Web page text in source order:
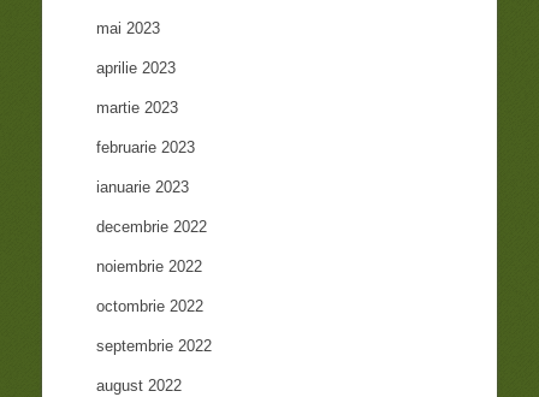
mai 2023
aprilie 2023
martie 2023
februarie 2023
ianuarie 2023
decembrie 2022
noiembrie 2022
octombrie 2022
septembrie 2022
august 2022